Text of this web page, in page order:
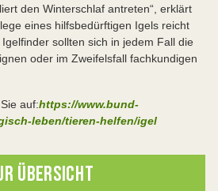
den Winterschlaf antreten“, erklärt
eines hilfsbedürftigen Igels reicht
sollten sich in jedem Fall die
oder im Zweifelsfall fachkundigen
auf:https://www.bund-
leben/tieren-helfen/igel
ÜBERSICHT